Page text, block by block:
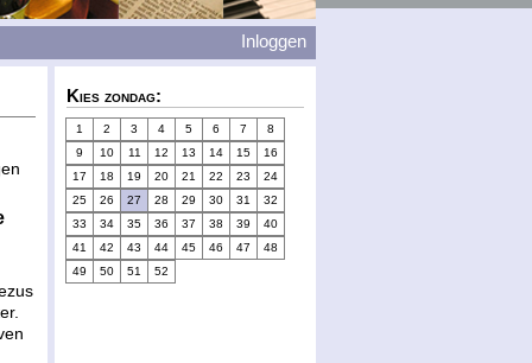
Inloggen
Kies zondag:
1 2 3 4 5 6 7
8
9
10 11 12 13 14 15
16
17
18 19 20 21 22 23
24
25
26 27 28 29 30 31
32
33
34 35 36 37 38 39
40
41
42 43 44 45 46 47
48
49
50 51 52